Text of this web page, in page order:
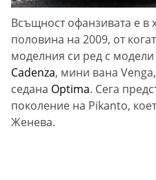
Всъщност офанзивата е в
половина на 2009, от
моделния си ред с модели
Cadenza, мини вана
седана Optima. Сега
поколение на Pikanto,
Женева.